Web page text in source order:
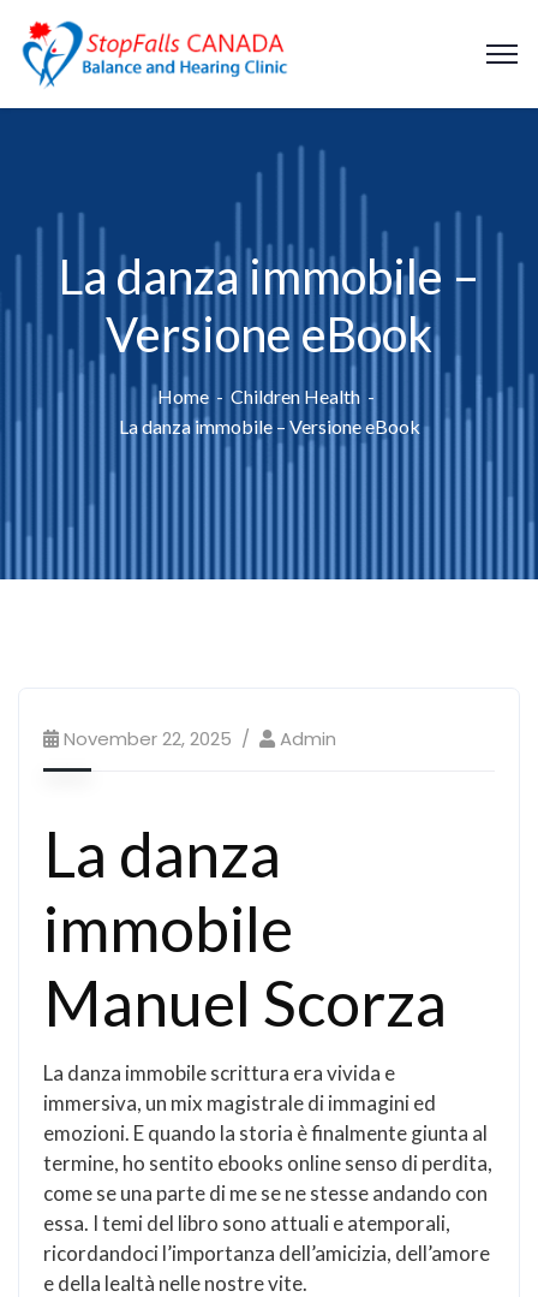
La danza immobile –
Versione eBook
Home
Children Health
La danza immobile – Versione eBook
November 22, 2025 Admin
La danza
immobile
Manuel Scorza
La danza immobile scrittura era vivida e
immersiva, un mix magistrale di immagini ed
emozioni. E quando la storia è finalmente giunta al
termine, ho sentito ebooks online senso di perdita,
come se una parte di me se ne stesse andando con
essa. I temi del libro sono attuali e atemporali,
ricordandoci l’importanza dell’amicizia, dell’amore
e della lealtà nelle nostre vite.